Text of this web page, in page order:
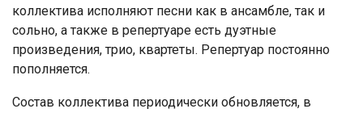
коллектива исполняют песни как в ансамбле, так и
сольно, а также в репертуаре есть дуэтные
произведения, трио, квартеты. Репертуар постоянно
пополняется.
Состав коллектива периодически обновляется, в